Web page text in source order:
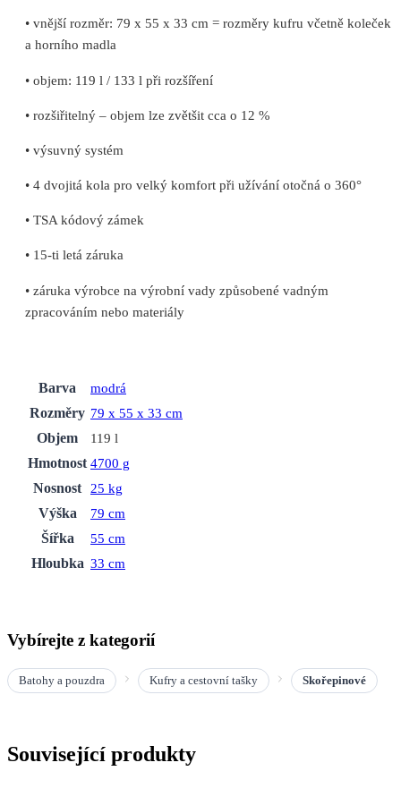
• vnější rozměr: 79 x 55 x 33 cm = rozměry kufru včetně koleček
a horního madla
• objem: 119 l / 133 l při rozšíření
• rozšiřitelný – objem lze zvětšit cca o 12 %
• výsuvný systém
• 4 dvojitá kola pro velký komfort při užívání otočná o 360°
• TSA kódový zámek
• 15-ti letá záruka
• záruka výrobce na výrobní vady způsobené vadným
zpracováním nebo materiály
Barva
modrá
Rozměry 79 x 55 x 33 cm
Objem
119 l
Hmotnost 4700 g
Nosnost
25 kg
Výška
79 cm
Šířka
55 cm
Hloubka 33 cm
Vybírejte z kategorií
Batohy a pouzdra Kufry a cestovní tašky Skořepinové
Související produkty